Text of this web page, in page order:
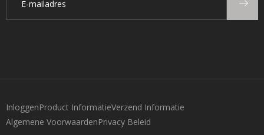
InloggenProduct InformatieVerzend Informatie
Algemene VoorwaardenPrivacy Beleid